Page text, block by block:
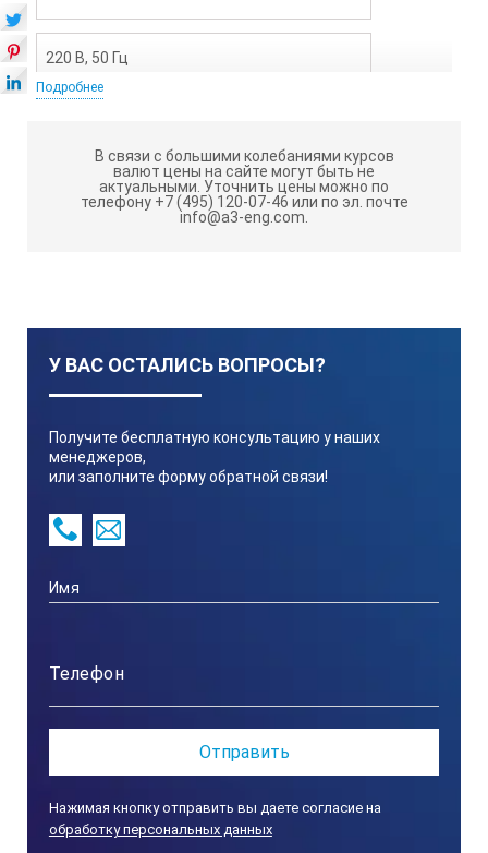
220 В, 50 Гц
450 С
нет
КОМПЛЕКТ ПОСТАВКИ WHM-12055:
№
Подробнее
В связи с большими колебаниями курсов
валют цены на сайте могут быть не
актуальными. Уточнить цены можно по
телефону +7 (495) 120-07-46 или по эл. почте
info@a3-eng.com.
У ВАС ОСТАЛИСЬ ВОПРОСЫ?
Получите бесплатную консультацию у наших
менеджеров,
или заполните форму обратной связи!
Нажимая кнопку отправить вы даете согласие на
обработку персональных данных